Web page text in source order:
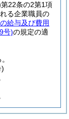
第22条の2第1項
る企業職員の
給与及び費用
号)の規定の適
)